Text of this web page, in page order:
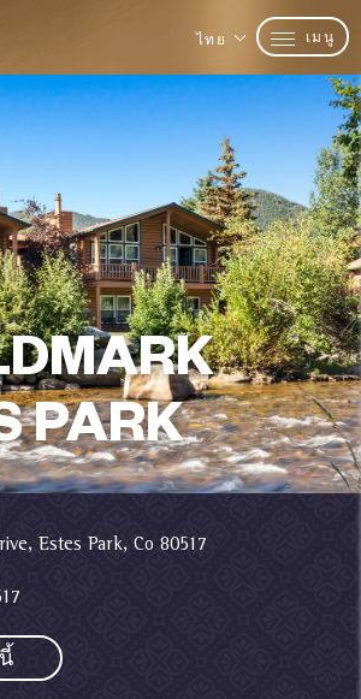
ไทย เมนู
PARK
Estes Park, Co 80517